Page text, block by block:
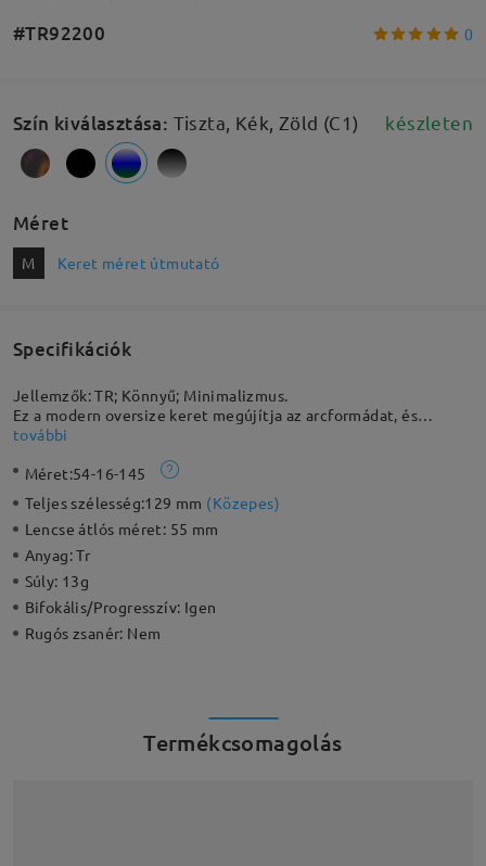
#TR92200 0
Szín kiválasztása: Tiszta, Kék, Zöld (C1) készleten
Méret
M Keret méret útmutató
Specifikációk
Jellemzők: TR; Könnyű; Minimalizmus.
Ez a modern oversize keret megújítja az arcformádat, és
stílusos megjelenést teremt a gradiens színválasztékokkal. A
templomok extra kényelmet nyújtanak. Minimalista dizájnjával
nők és férfiak számára is megfelelő.
további
Méret:54-16-145
Teljes szélesség:129 mm (Közepes)
Lencse átlós méret: 55 mm
Anyag:Tr
Súly: 13g
Bifokális/Progresszív: Igen
Rugós zsanér: Nem
Termékcsomagolás